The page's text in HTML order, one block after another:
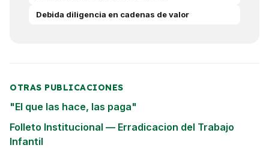
Debida diligencia en cadenas de valor
OTRAS PUBLICACIONES
"El que las hace, las paga"
Folleto Institucional — Erradicacion del Trabajo
Infantil